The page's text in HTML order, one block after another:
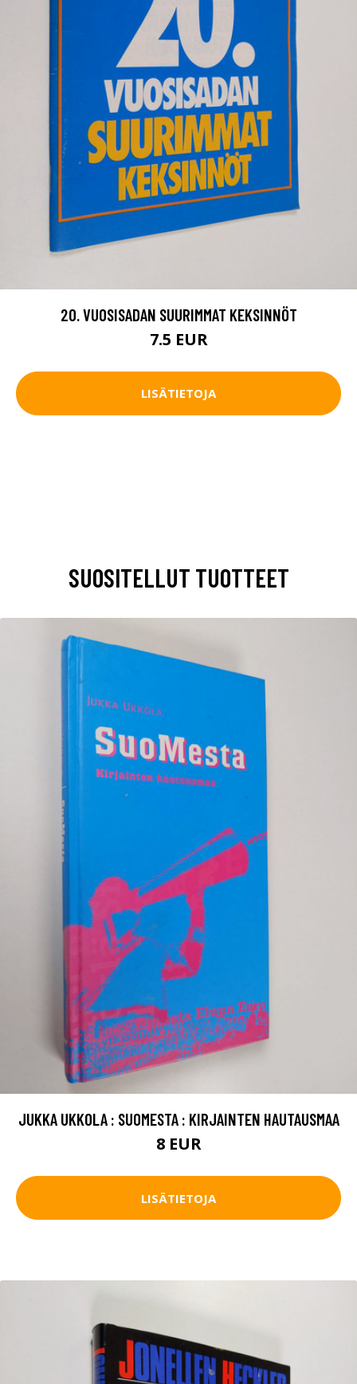
20. VUOSISADAN SUURIMMAT KEKSINNÖT
7.5 EUR
LISÄTIETOJA
SUOSITELLUT TUOTTEET
JUKKA UKKOLA : SUOMESTA : KIRJAINTEN HAUTAUSMAA
8 EUR
LISÄTIETOJA